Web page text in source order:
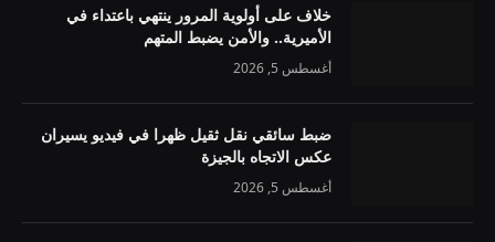
خلاف على أولوية المرور ينتهي باعتداء في
الأميرية.. والأمن يضبط المتهم
أغسطس 5, 2026
ضبط سائقي نقل ثقيل ظهرا في فيديو يسيران
عكس الاتجاه بالجيزة
أغسطس 5, 2026